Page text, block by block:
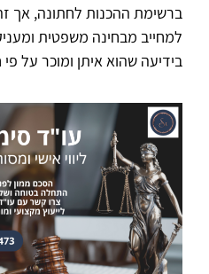
ברשימת ההכנות לחתונה, אך
למחייב מבחינה משפטית
בידיעה שהוא איתן ומוכר על פי